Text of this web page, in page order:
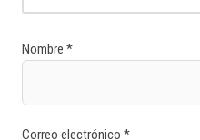
Nombre *
Correo electrónico *